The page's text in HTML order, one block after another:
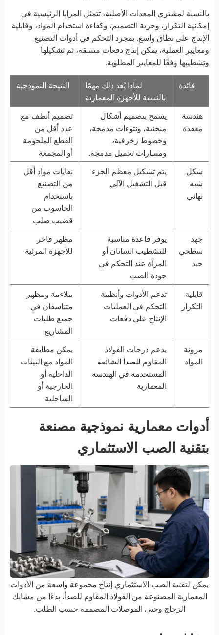
بالنسبة لمشتري المعدات الأصلية، تتمثل المزايا الرئيسية في
إمكانية التكرار، وحرية التصميم، وكفاءة استخدام المواد، وقابلية
الإنتاج على نطاق واسع. بمجرد التحكم في أدوات التصنيع
ومعايير العملية، يمكن إنتاج دفعات متسقة، ثم تشكيلها
وتشطيبها وفقًا للمعايير المطلوبة.
فائدة
لماذا يُعد ذلك مهمًا
بالنسبة للأجهزة المعمارية
النتيجة النموذجية
هندسة
معقدة
يسمح بتصميم أشكال
منحنية، ونتوءات مدمجة،
وخطوط زخرفية،
ومسارات تحميل مدمجة.
تصميم أنظف مع
عدد أقل من
القطع الملحومة
أو المجمعة
شكل
شبه
نهائي
يتم تشكيل معظم الجزء
قبل التشغيل الآلي
نفايات مواد أقل
من التصنيع
باستخدام
الحاسوب من
قضيب صلب
جهد
سطحي
جيد
يوفر قاعدة مناسبة
للتشطيب الساتان أو
المرآة عند التحكم في
جودة الصب
مظهر فاخر
للأجهزة المرئية
قابلية
التكرار
تدعم الأدوات وأنظمة
التحكم في العمليات
الإنتاج على دفعات
ملاءمة ومظهر
متناسقان في
جميع طلبات
المشاريع
مرونة
المواد
يدعم درجات الفولاذ
المقاوم للصدأ الشائعة
المستخدمة في الهندسة
المعمارية
يمكن مطابقة
المواد مع البيئات
الداخلية أو
الخارجية أو
الساحلية
أدوات معمارية نموذجية مصنعة
بتقنية الصب الاستثماري
يمكن لتقنية الصب الاستثماري إنتاج مجموعة واسعة من الأدوات
المعمارية المصنوعة من الفولاذ المقاوم للصدأ، بدءًا من مشابك
الزجاج وحتى الموصلات المصممة حسب الطلب.